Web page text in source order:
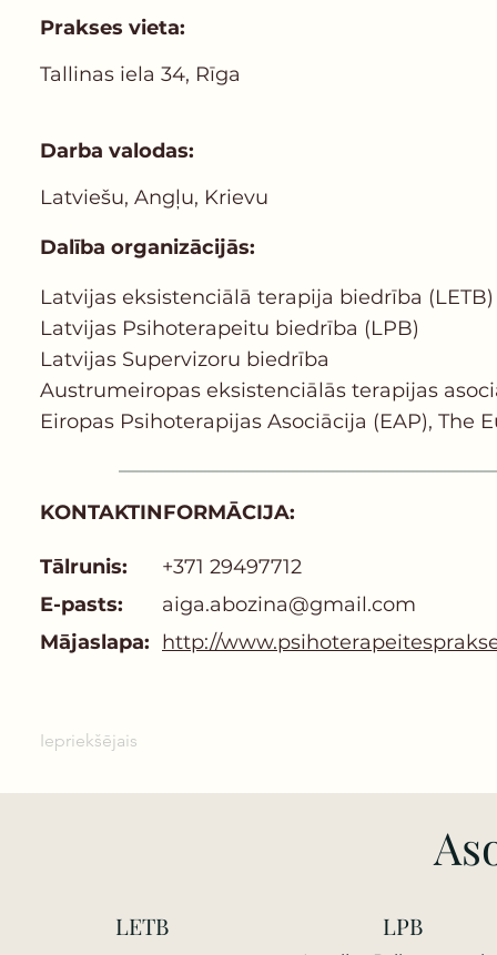
Prakses vieta:
Tallinas iela 34, Rīga
Darba valodas:
Latviešu, Angļu, Krievu
Dalība organizācijās:
Latvijas еksistenciālā terapija biedrība (LETB)
Latvijas Psihoterapeitu biedrība (LPB)
Latvijas Supervizoru biedrība
Austrumeiropas eksistenciālās terapijas
Eiropas Psihoterapijas Asociācija (EAP), The
KONTAKTINFORMĀCIJA:
Tālrunis:
+371 29497712
E-pasts:
aiga.abozina@gmail.com
Mājaslapa: http://
Iepriekšējais
LETB LPB